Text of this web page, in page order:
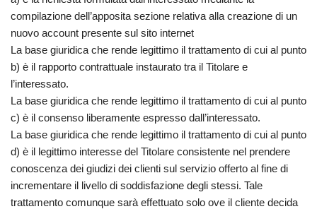
compilazione dell’apposita sezione relativa alla creazione di un
nuovo account presente sul sito internet
La base giuridica che rende legittimo il trattamento di cui al punto
b) è il rapporto contrattuale instaurato tra il Titolare e
l’interessato.
La base giuridica che rende legittimo il trattamento di cui al punto
c) è il consenso liberamente espresso dall’interessato.
La base giuridica che rende legittimo il trattamento di cui al punto
d) è il legittimo interesse del Titolare consistente nel prendere
conoscenza dei giudizi dei clienti sul servizio offerto al fine di
incrementare il livello di soddisfazione degli stessi. Tale
trattamento comunque sarà effettuato solo ove il cliente decida